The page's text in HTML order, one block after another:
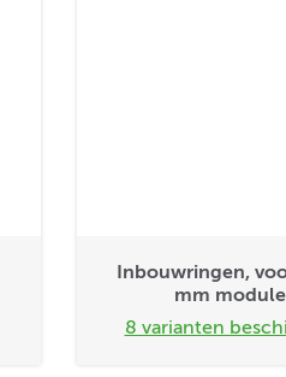
Inbouwringen,
mm module
8 varianten